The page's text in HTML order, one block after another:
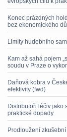
Konec prázdných
bez ekonomického
Limity hudebního
Kam až sahá pojem
soudu v Praze o
Daňová kobra v
efektivity (fwd)
Distributoři léčiv jako
praktické dopady
Prodloužení